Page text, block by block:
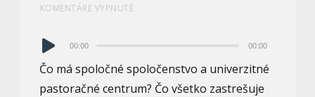
KOMENTÁRE VYPNUTÉ
Audio
prehrávač
00:00 00:00
Čo má spoločné spoločenstvo a univerzitné
pastoračné centrum? Čo všetko zastrešuje